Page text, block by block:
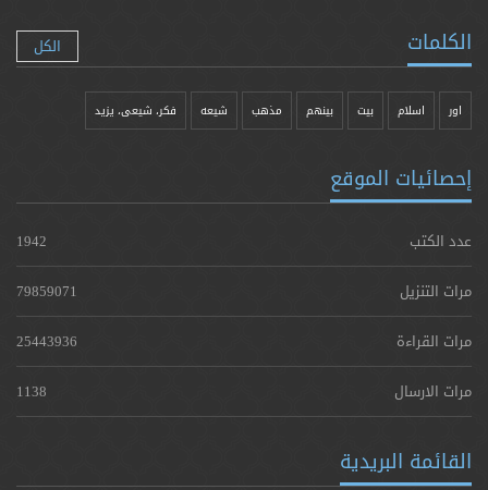
الكلمات الكل
اور اسلام بیت بينهم مذهب شيعه فکر، شیعی، یزيد
إحصائيات الموقع
عدد الكتب
1942
مرات التنزيل
79859071
مرات القراءة
25443936
مرات الارسال
1138
القائمة البريدية